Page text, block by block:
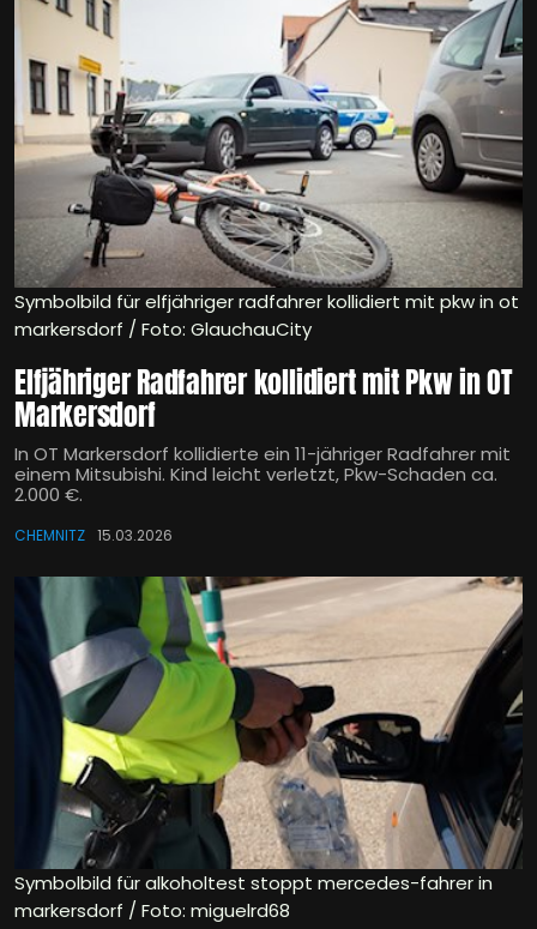
Symbolbild für elfjähriger radfahrer kollidiert mit pkw in ot
markersdorf / Foto: GlauchauCity
Elfjähriger Radfahrer kollidiert mit Pkw in OT
Markersdorf
In OT Markersdorf kollidierte ein 11-jähriger Radfahrer mit
einem Mitsubishi. Kind leicht verletzt, Pkw-Schaden ca.
2.000 €.
CHEMNITZ 15.03.2026
Symbolbild für alkoholtest stoppt mercedes-fahrer in
markersdorf / Foto: miguelrd68